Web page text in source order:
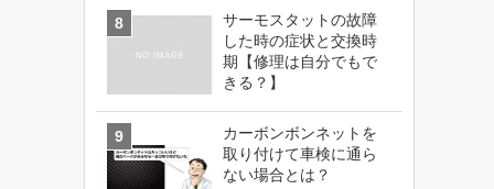
サーモスタットの故障
した時の症状と交換時
期【修理は自分でもで
きる？】
カーボンボンネットを
取り付けて車検に通ら
ない場合とは？